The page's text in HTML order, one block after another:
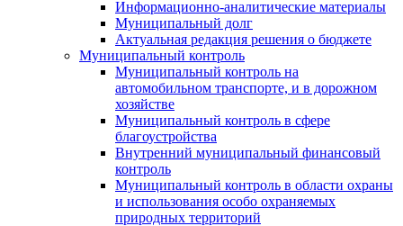
Информационно-аналитические материалы
Муниципальный долг
Актуальная редакция решения о бюджете
Муниципальный контроль
Муниципальный контроль на
автомобильном транспорте, и в дорожном
хозяйстве
Муниципальный контроль в сфере
благоустройства
Внутренний муниципальный финансовый
контроль
Муниципальный контроль в области охраны
и использования особо охраняемых
природных территорий